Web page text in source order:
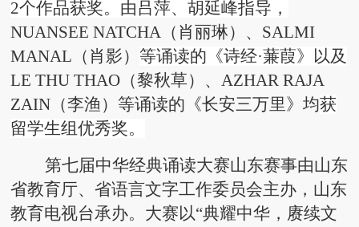
2个作品获奖。由吕萍、胡延峰指导，
NUANSEE NATCHA（肖丽琳）、SALMI
MANAL（肖影）等诵读的《诗经·蒹葭》以及
LETHU THAO（黎秋草）、AZHAR RAJA
ZAIN（李渔）等诵读的《长安三万里》均获
留学生组优秀奖。
第七届中华经典诵读大赛山东赛事由山东
省教育厅、省语言文字工作委员会主办， 山东
教育电视台承办。大赛以“典耀中华，赓续文